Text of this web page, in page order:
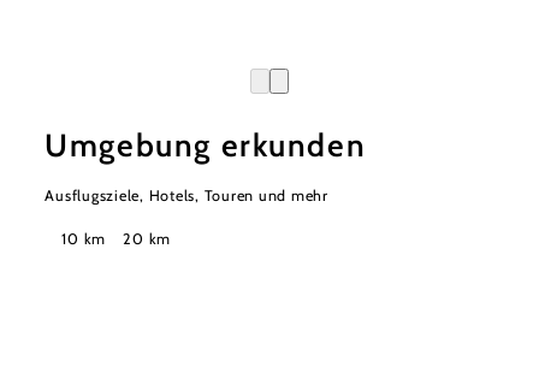
Umgebung erkunden
Ausflugsziele, Hotels, Touren und mehr
Suchradius
10 km 20 km